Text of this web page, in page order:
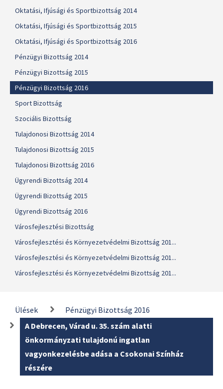
Oktatási, Ifjúsági és Sportbizottság 2014
Oktatási, Ifjúsági és Sportbizottság 2015
Oktatási, Ifjúsági és Sportbizottság 2016
Pénzügyi Bizottság 2014
Pénzügyi Bizottság 2015
Pénzügyi Bizottság 2016
Sport Bizottság
Szociális Bizottság
Tulajdonosi Bizottság 2014
Tulajdonosi Bizottság 2015
Tulajdonosi Bizottság 2016
Ügyrendi Bizottság 2014
Ügyrendi Bizottság 2015
Ügyrendi Bizottság 2016
Városfejlesztési Bizottság
Városfejlesztési és Környezetvédelmi Bizottság 201...
Városfejlesztési és Környezetvédelmi Bizottság 201...
Városfejlesztési és Környezetvédelmi Bizottság 201...
Ülések
Pénzügyi Bizottság 2016
A Debrecen, Várad u. 35. szám alatti
önkormányzati tulajdonú ingatlan
vagyonkezelésbe adása a Csokonai Színház
részére